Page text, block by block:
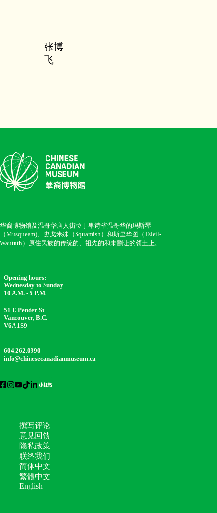
张博
飞
华裔博物馆及温哥华唐人街位于卑诗省温哥华的玛斯琴
（Musqueam)、史戈米殊（Squamish）和斯里华图（Tsleil-
Waututh）原住民族的传统的、祖先的和未割让的领土上。
Opening hours:
Wednesday to Sunday
10 A.M. - 5 P.M.
51 E Pender St
Vancouver, B.C.
V6A 1S9
604.262.0990
info@chinesecanadianmuseum.ca
撰写评论
意见回馈
隐私政策
联络我们
简体中文
繁體中文
English